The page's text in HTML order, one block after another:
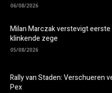
06/08/2026
Milan Marczak verstevigt
klinkende zege
05/08/2026
Rally van Staden: Verschueren
Pex